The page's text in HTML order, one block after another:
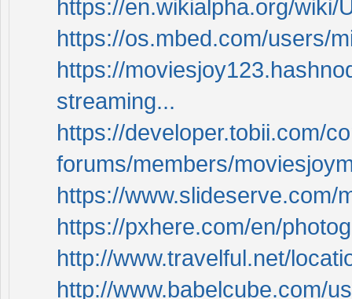
https://en.wikialpha.org/wiki/
https://os.mbed.com/users/
https://
streaming...
https://developer.tobii.com/
forums/members/
https://www.slideserve.com/
https://pxhere.com/en/
http://www.travelful.net/
http://www.babelcube.com/